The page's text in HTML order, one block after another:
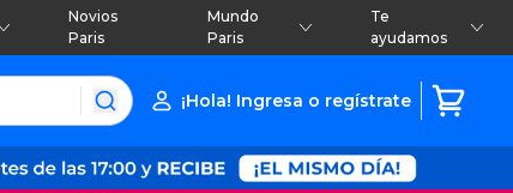
Novios
Paris
Mundo
Paris
Te
ayudamos
¡Hola! Ingresa o regístrate